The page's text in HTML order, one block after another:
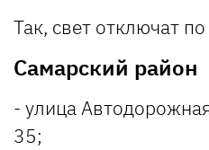
Так, свет отключат
Самарский район
- улица
35;